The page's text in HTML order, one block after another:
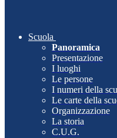
Scuola
Panoramica
Presentazione
I luoghi
Le persone
I numeri della
Le carte della
Organizzazione
La storia
C.U.G.